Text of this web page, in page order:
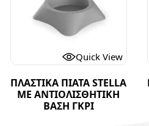
Quick View
ΠΛΑΣΤΙΚΑ ΠΙΑΤΑ STELLA
ΜΕ ΑΝΤΙΟΛΙΣΘΗΤΙΚΗ
ΒΑΣΗ ΓΚΡΙ